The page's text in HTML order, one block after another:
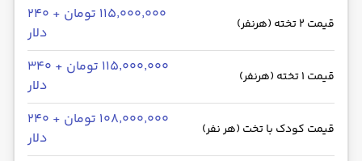
قیمت 2 تخته (هرنفر)
۱۱۵٬۰۰۰٬۰۰۰ تومان + ۲۴۰
دلار
قیمت 1 تخته (هرنفر)
۱۱۵٬۰۰۰٬۰۰۰ تومان + ۳۴۰
دلار
قیمت کودک با تخت (هر نفر)
۱۰۸٬۰۰۰٬۰۰۰ تومان + ۲۴۰
دلار